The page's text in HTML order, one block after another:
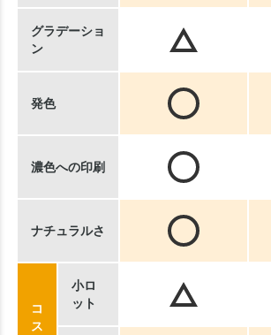
グラデーショ
ン
発色
濃色への印刷
ナチュラルさ
コ
ス
小ロ
ット